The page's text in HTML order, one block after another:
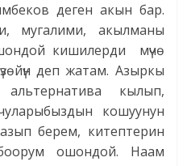
деген акын бар.
мугалими, акылманы
кишилерди мүчө
деп жатам. Азыркы
кылып,
кошуунун
берем, китептерин
ошондой. Наам